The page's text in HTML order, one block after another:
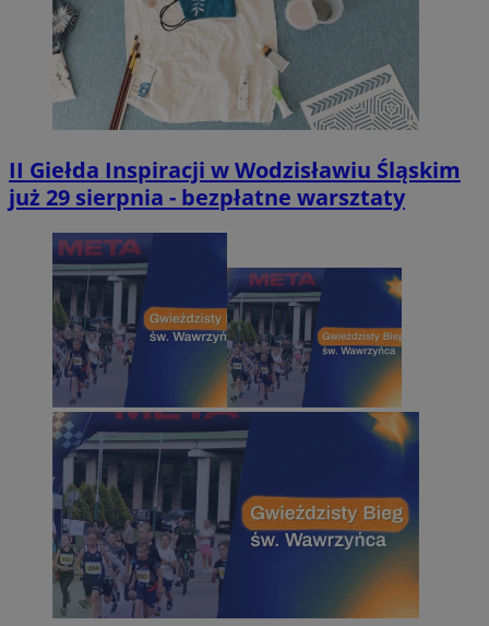
II Giełda Inspiracji w Wodzisławiu Śląskim
już 29 sierpnia - bezpłatne warsztaty